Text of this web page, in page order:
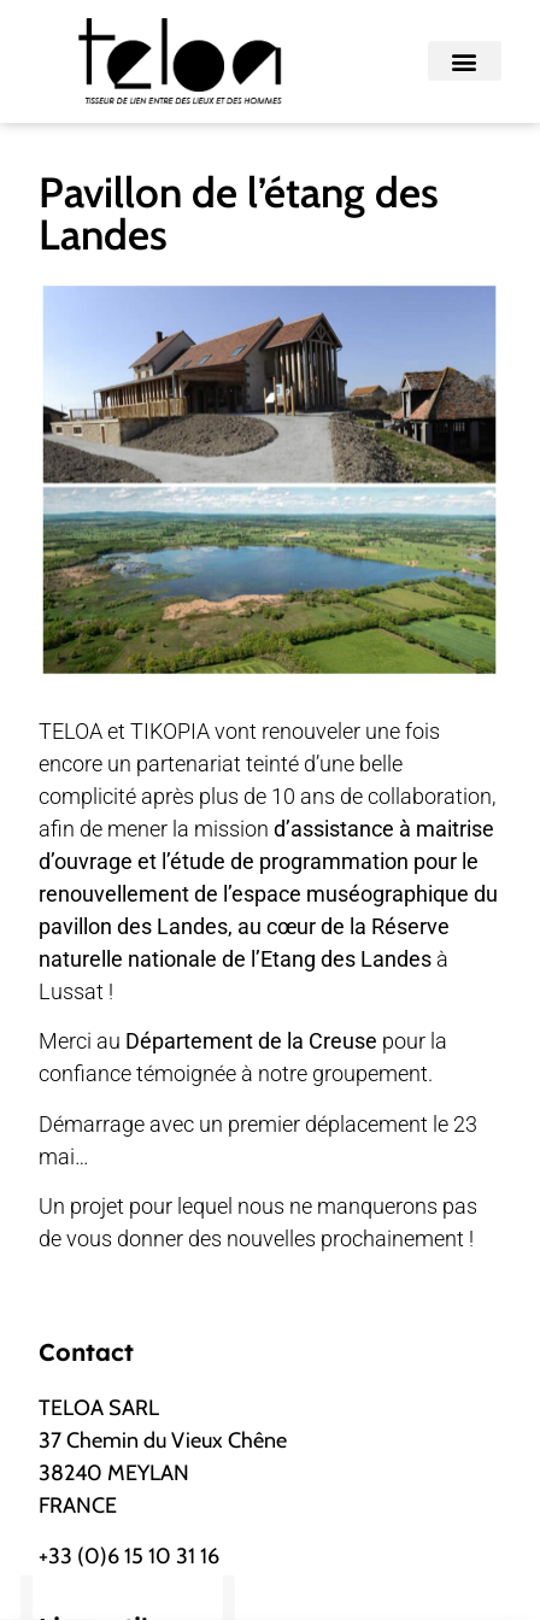
Pavillon de l’étang des
Landes
TELOA et TIKOPIA vont renouveler une fois
encore un partenariat teinté d’une belle
complicité après plus de 10 ans de collaboration,
afin de mener la missiond’assistance à maitrise
d’ouvrage et l’étude de programmation pour le
renouvellement de l’espace muséographique du
pavillon des Landes, au cœur de la Réserve
naturelle nationale de l’Etang des Landes à
Lussat !
Merci au Département de la Creuse pour la
confiance témoignée à notre groupement.
Démarrage avec un premier déplacement le 23
mai…
Un projet pour lequel nous ne manquerons pas
de vous donner des nouvelles prochainement !
Contact
TELOA SARL
37 Chemin du Vieux Chêne
38240 MEYLAN
FRANCE
+33 (0)6 15 10 31 16